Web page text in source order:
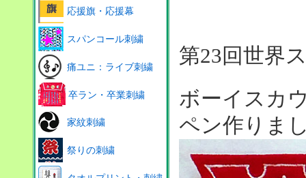
第23回世界
ボーイスカ
ペン作りま
応援旗・応援幕
スパンコール刺繍
痛ユニ：ライブ刺繍
卒ラン・卒業刺繍
家紋刺繍
祭りの刺繍